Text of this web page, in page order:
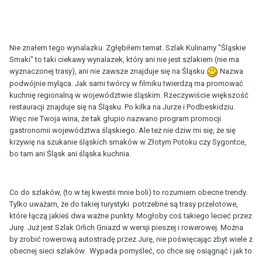
Nie znałem tego wynalazku. Zgłębiłem temat. Szlak Kulinarny "Śląskie
Smaki" to taki ciekawy wynalazek, który ani nie jest szlakiem (nie ma
wyznaczonej trasy), ani nie zawsze znajduje się na Śląsku
Nazwa
podwójnie myląca. Jak sami twórcy w filmiku twierdzą ma promować
kuchnię regionalną w województwie śląskim. Rzeczywiście większość
restauracji znajduje się na Śląsku. Po kilka na Jurze i Podbeskidziu.
Więc nie Twoja wina, że tak głupio nazwano program promocji
gastronomii województwa śląskiego. Ale też nie dziw mi się, że się
krzywię na szukanie śląskich smaków w Złotym Potoku czy Sygontce,
bo tam ani Śląsk ani śląska kuchnia.
Co do szlaków, (to w tej kwestii mnie boli) to rozumiem obecne trendy.
Tylko uważam, że do takiej turystyki potrzebne są trasy przelotowe,
które łączą jakieś dwa ważne punkty. Mogłoby coś takiego lecieć przez
Jurę. Już jest Szlak Orlich Gniazd w wersji pieszej i rowerowej. Można
by zrobić rowerową autostradę przez Jurę, nie poświęcając zbyt wiele z
obecnej sieci szlaków. Wypada pomyśleć, co chce się osiągnąć i jak to